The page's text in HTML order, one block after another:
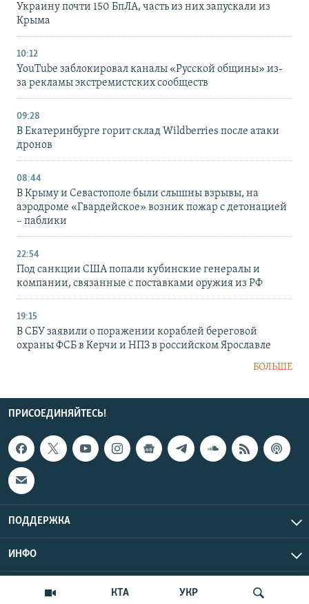
КТА УКР
Украину почти 150 БпЛА, часть из них запускали из
Крыма
10:12
YouTube заблокировал каналы «Русской общины» из-
за рекламы экстремистских сообществ
09:28
В Екатеринбурге горит склад Wildberries после атаки
дронов
08:44
В Крыму и Севастополе были слышны взрывы, на
аэродроме «Гвардейское» возник пожар с детонацией
– паблики
22:54
Под санкции США попали кубинские генералы и
компании, связанные с поставками оружия из РФ
19:15
В СБУ заявили о поражении кораблей береговой
охраны ФСБ в Керчи и НПЗ в российском Ярославле
БОЛЬШЕ
ПРИСОЕДИНЯЙТЕСЬ!
ПОДДЕРЖКА
ИНФО
Copyright Крым.Реалии, 2026 | Все права защищены.
UTC+3